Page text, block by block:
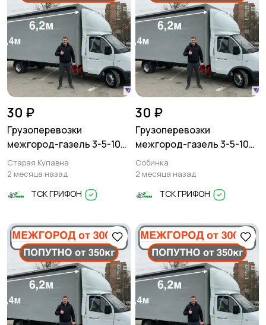
30 ₽
Грузоперевозки
межгород-газель 3-5-10
тонн
Старая Купавна
2 месяца назад
ТСК ГРИФОН
30 ₽
Грузоперевозки
межгород-газель 3-5-10
тонн
Собинка
2 месяца назад
ТСК ГРИФОН